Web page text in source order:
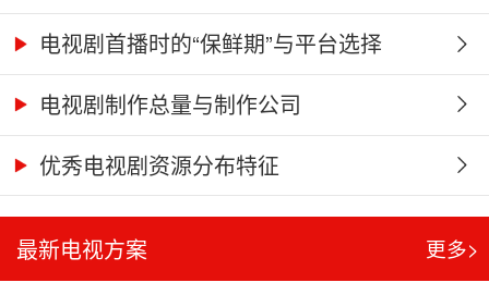
电视剧首播时的“保鲜期”与平台选择
电视剧制作总量与制作公司
优秀电视剧资源分布特征
最新电视方案 更多>